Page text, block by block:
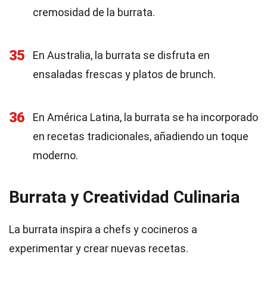
cremosidad de la burrata.
35
En Australia, la burrata se disfruta en
ensaladas frescas y platos de brunch.
36
En América Latina, la burrata se ha incorporado
en recetas tradicionales, añadiendo un toque
moderno.
Burrata y Creatividad Culinaria
La burrata inspira a chefs y cocineros a
experimentar y crear nuevas recetas.